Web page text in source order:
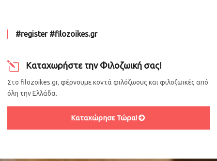
#register #filozoikes.gr
Καταχωρήστε την Φιλοζωική σας!
Στο filozoikes.gr, φέρνουμε κοντά φιλόζωους και φιλοζωικές από
όλη την Ελλάδα.
Καταχώρησε Τώρα!